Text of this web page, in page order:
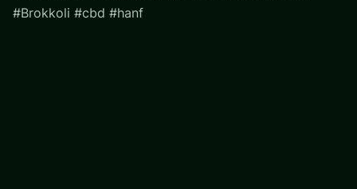
#Brokkoli #cbd #hanf